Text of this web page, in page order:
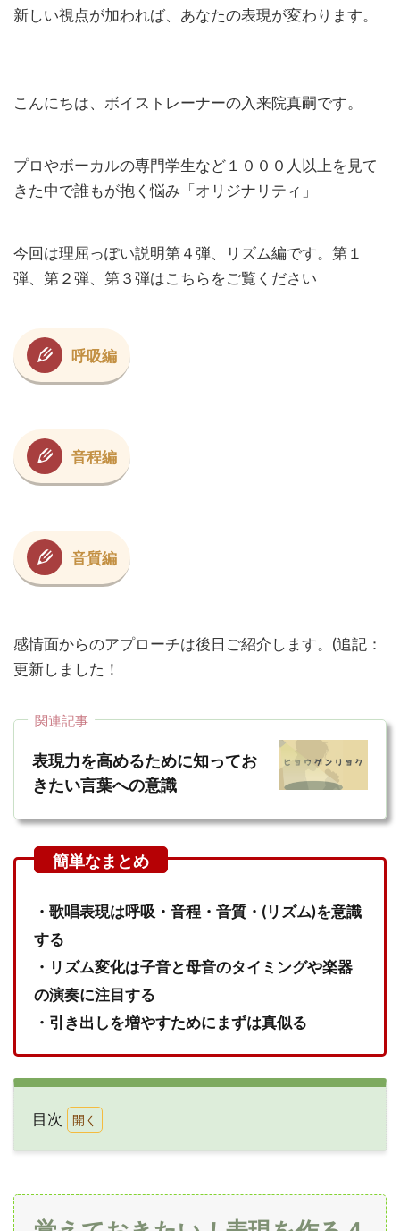
新しい視点が加われば、あなたの表現が変わります。
こんにちは、ボイストレーナーの入来院真嗣です。
プロやボーカルの専門学生など１０００人以上を見て
きた中で誰もが抱く悩み「オリジナリティ」
今回は理屈っぽい説明第４弾、リズム編です。 第１
弾、第２弾、第３弾はこちらをご覧ください
呼吸編
音程編
音質編
感情面からのアプローチは後日ご紹介します。(追記：
更新しました！
関連記事
表現力を高めるために知ってお
きたい言葉への意識
・歌唱表現は呼吸・音程・音質・(リズム)を意識
する
・リズム変化は子音と母音のタイミングや楽器
の演奏に注目する
・引き出しを増やすためにまずは真似る
目次
い！